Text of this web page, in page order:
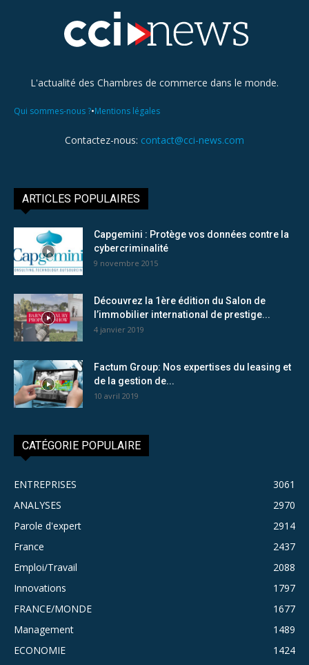
L'actualité des Chambres de commerce dans le monde.
Qui sommes-nous ?•Mentions légales
Contactez-nous: contact@cci-news.com
ARTICLES POPULAIRES
Capgemini : Protège vos données contre la
cybercriminalité
9 novembre 2015
Découvrez la 1ère édition du Salon de
l’immobilier international de prestige...
4 janvier 2019
Factum Group: Nos expertises du leasing et
de la gestion de...
10 avril 2019
CATÉGORIE POPULAIRE
ENTREPRISES
3061
ANALYSES
2970
Parole d'expert
2914
France
2437
Emploi/Travail
2088
Innovations
1797
FRANCE/MONDE
1677
Management
1489
ECONOMIE
1424